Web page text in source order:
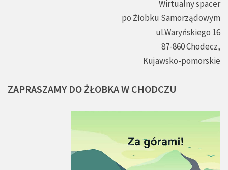
Wirtualny spacer
po Żłobku Samorządowym
ul.Waryńskiego 16
87-860 Chodecz,
Kujawsko-pomorskie
ZAPRASZAMY DO ŻŁOBKAW CHODCZU